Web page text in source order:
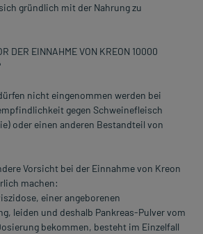
gründlich mit der Nahrung zu
DER EINNAHME VON KREON 10000
nicht eingenommen werden bei
gegen Schweinefleisch
oder einen anderen Bestandteil von
Vorsicht bei der Einnahme von Kreon
machen:
einer angeborenen
leiden und deshalb Pankreas-Pulver vom
bekommen, besteht im Einzelfall